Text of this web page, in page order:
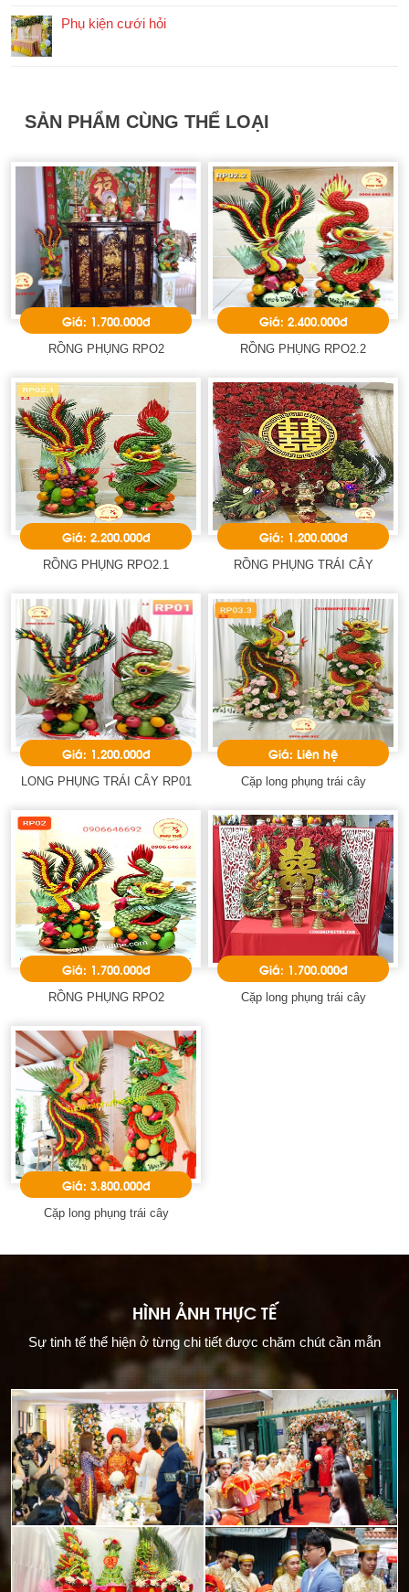
Phụ kiện cưới hỏi
SẢN PHẨM CÙNG THỂ LOẠI
Giá: 1.700.000đ
RỒNG PHỤNG RPO2
Giá: 2.400.000đ
RỒNG PHỤNG RPO2.2
Giá: 2.200.000đ
RỒNG PHỤNG RPO2.1
Giá: 1.200.000đ
RỒNG PHỤNG TRÁI CÂY
Giá: 1.200.000đ
LONG PHỤNG TRÁI CÂY RP01
Giá: Liên hệ
Cặp long phụng trái cây
Giá: 1.700.000đ
RỒNG PHỤNG RPO2
Giá: 1.700.000đ
Cặp long phụng trái cây
Giá: 3.800.000đ
Cặp long phụng trái cây
HÌNH ẢNH THỰC TẾ
Sự tinh tế thể hiện ở từng chi tiết được chăm chút cần mẫn